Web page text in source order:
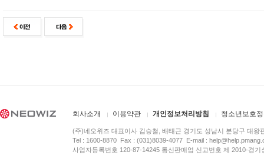
회사소개 이용약관 개인정보처리방침 청소년보호
(주)네오위즈 대표이사 김승철, 배태근 경기도 성남시 분당구 대왕
Tel : 1600-8870 Fax : (031)8039-4077 E-mail :
사업자등록번호 120-87-14245 통신판매업 신고번호 제 2010-경